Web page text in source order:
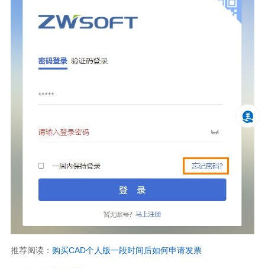
推荐阅读： 购买CAD个人版一段时间后如何申请发票